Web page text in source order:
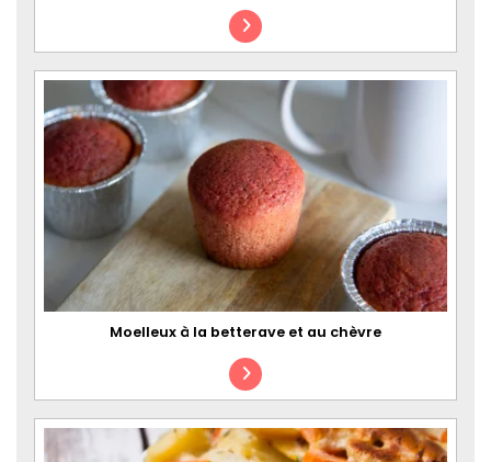
Moelleux à la betterave et au chèvre